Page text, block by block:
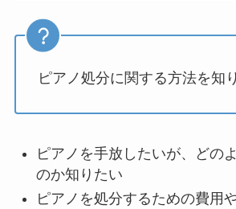
ピアノ処分に関する方法を知
ピアノを手放したいが、どの
のか知りたい
ピアノを処分するための費用